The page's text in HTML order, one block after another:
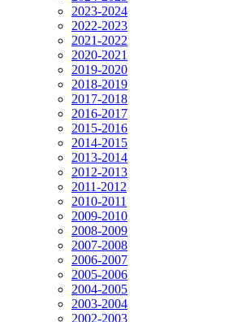
2023-2024
2022-2023
2021-2022
2020-2021
2019-2020
2018-2019
2017-2018
2016-2017
2015-2016
2014-2015
2013-2014
2012-2013
2011-2012
2010-2011
2009-2010
2008-2009
2007-2008
2006-2007
2005-2006
2004-2005
2003-2004
2002-2003